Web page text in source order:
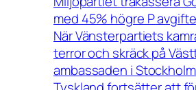
med 45% högre P
När Vänsterpartiets
terror och skräck på
ambassaden i Stockholm